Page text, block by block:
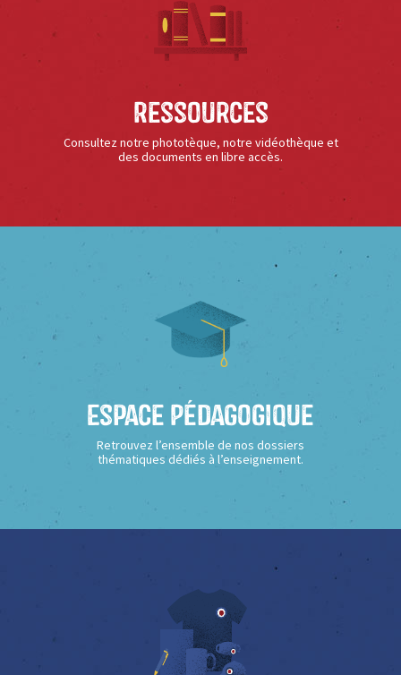
Ressources
Consultez notre phototèque, notre vidéothèque et
des documents en libre accès.
Espace Pédagogique
Retrouvez l’ensemble de nos dossiers
thématiques dédiés à l’enseignement.